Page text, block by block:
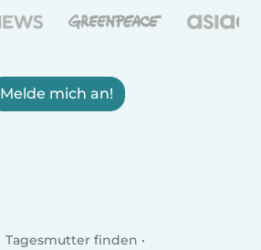
Melde mich an!
Tagesmutter finden